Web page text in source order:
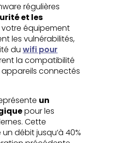
régulières
et les
équipement
les vulnérabilités,
du wifi pour
la compatibilité
connectés
un
pour les
Cette
débit jusqu’à 40%